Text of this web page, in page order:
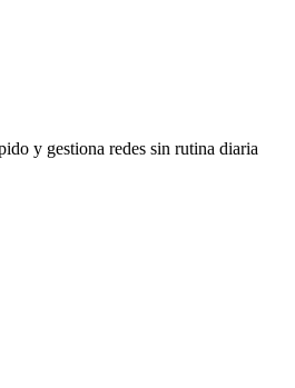
y gestiona redes sin rutina diaria